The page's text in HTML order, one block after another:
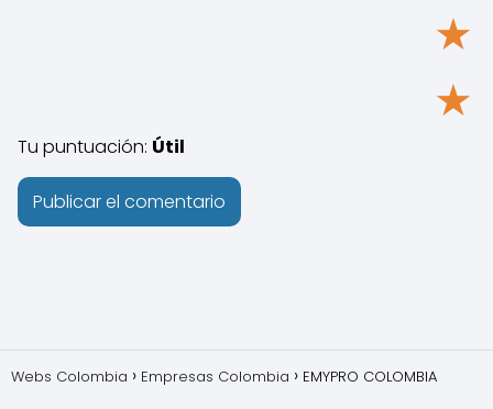
★
★
Tu puntuación: Útil
Webs Colombia Empresas Colombia EMYPRO COLOMBIA